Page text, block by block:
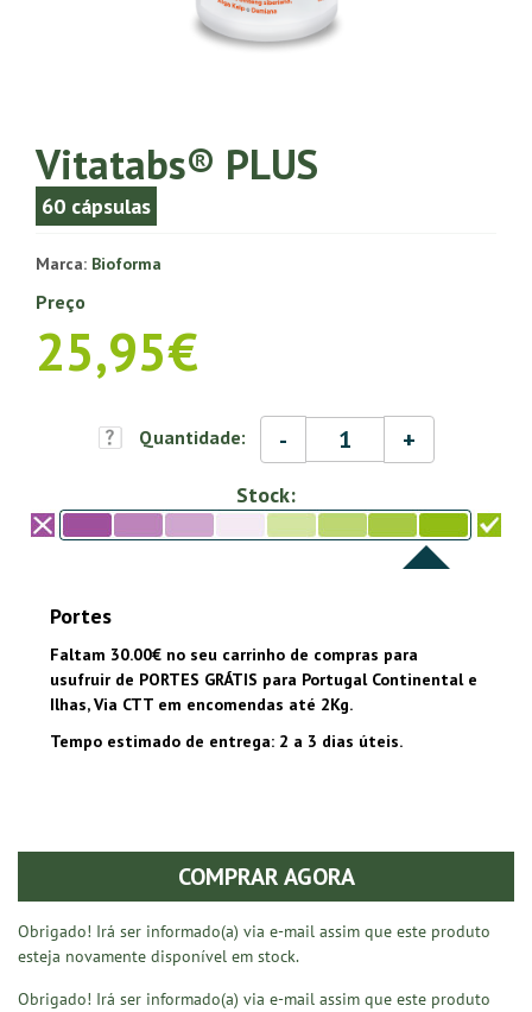
Vitatabs® PLUS
60 cápsulas
Marca: Bioforma
Preço
25,95€
Quantidade: - +
Stock:
Portes
Faltam 30.00€ no seu carrinho de compras para
usufruir de PORTES GRÁTIS para Portugal Continental e
Ilhas, Via CTT em encomendas até 2Kg.
Tempo estimado de entrega: 2 a 3 dias úteis.
COMPRAR AGORA
Obrigado! Irá ser informado(a) via e-mail assim que este produto
esteja novamente disponível em stock.
Obrigado! Irá ser informado(a) via e-mail assim que este produto